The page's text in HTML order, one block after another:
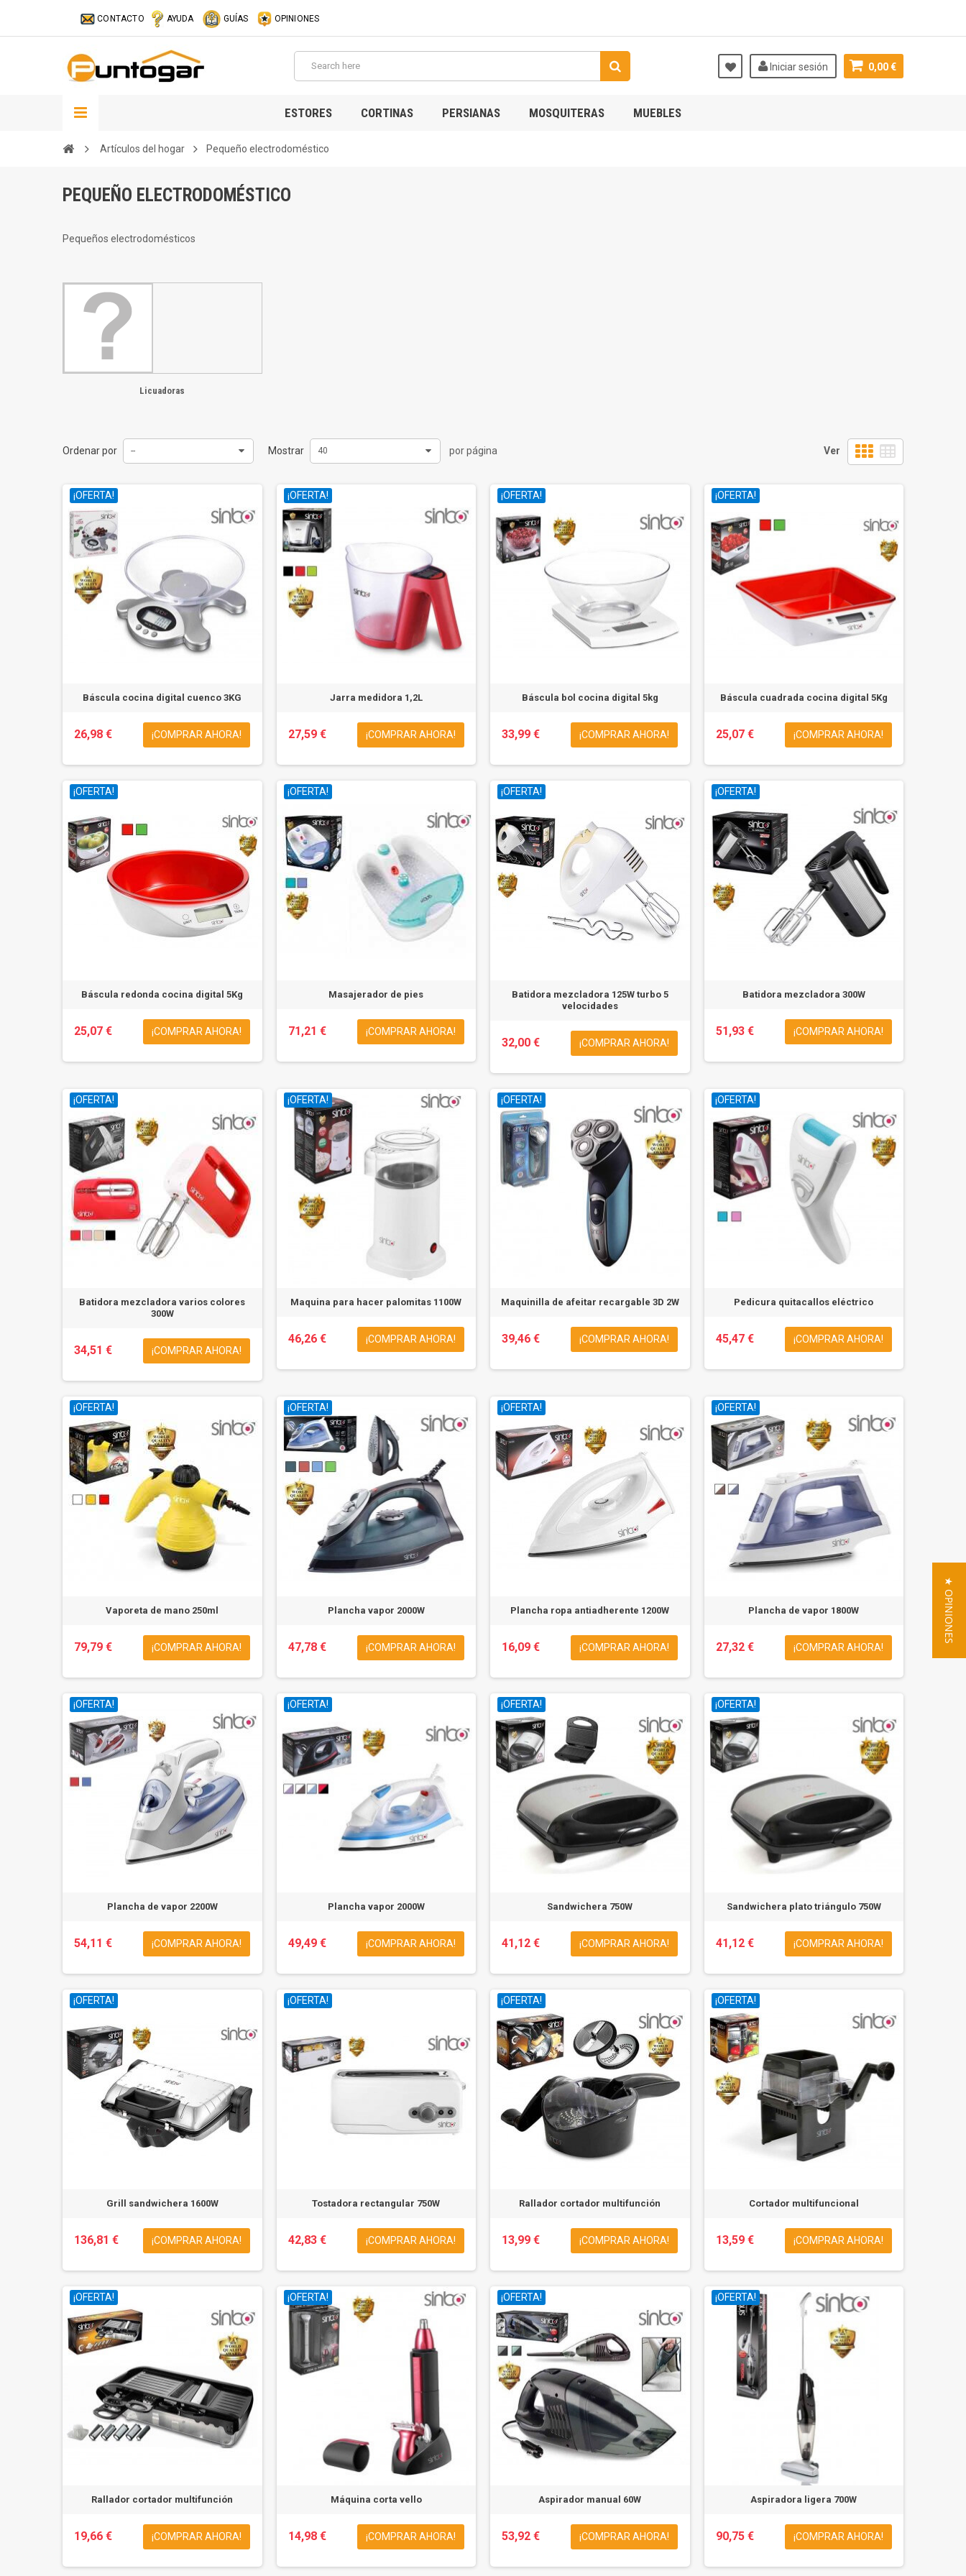
CONTACTO AYUDA GUÍAS OPINIONES
0,00 €
Iniciar sesión
ESTORES CORTINAS PERSIANAS MOSQUITERAS MUEBLES
Artículos del hogar Pequeño electrodoméstico
PEQUEÑO ELECTRODOMÉSTICO
Pequeños electrodomésticos
Licuadoras
Ver
Ordenar por -- Mostrar 40 por página
¡OFERTA!
Báscula cocina digital cuenco 3KG
26,98 € ¡COMPRAR AHORA!
¡OFERTA!
Jarra medidora 1,2L
27,59 € ¡COMPRAR AHORA!
¡OFERTA!
Báscula bol cocina digital 5kg
33,99 € ¡COMPRAR AHORA!
¡OFERTA!
Báscula cuadrada cocina digital 5Kg
25,07 € ¡COMPRAR AHORA!
¡OFERTA!
Báscula redonda cocina digital 5Kg
25,07 € ¡COMPRAR AHORA!
¡OFERTA!
Masajerador de pies
71,21 € ¡COMPRAR AHORA!
¡OFERTA!
Batidora mezcladora 125W turbo 5
velocidades
32,00 € ¡COMPRAR AHORA!
¡OFERTA!
Batidora mezcladora 300W
51,93 € ¡COMPRAR AHORA!
¡OFERTA!
Batidora mezcladora varios colores
300W
34,51 € ¡COMPRAR AHORA!
¡OFERTA!
Maquina para hacer palomitas 1100W
46,26 € ¡COMPRAR AHORA!
¡OFERTA!
Maquinilla de afeitar recargable 3D 2W
39,46 € ¡COMPRAR AHORA!
¡OFERTA!
Pedicura quitacallos eléctrico
45,47 € ¡COMPRAR AHORA!
¡OFERTA!
Vaporeta de mano 250ml
79,79 € ¡COMPRAR AHORA!
¡OFERTA!
Plancha vapor 2000W
47,78 € ¡COMPRAR AHORA!
¡OFERTA!
Plancha ropa antiadherente 1200W
16,09 € ¡COMPRAR AHORA!
¡OFERTA!
Plancha de vapor 1800W
27,32 € ¡COMPRAR AHORA!
¡OFERTA!
Plancha de vapor 2200W
54,11 € ¡COMPRAR AHORA!
¡OFERTA!
Plancha vapor 2000W
49,49 € ¡COMPRAR AHORA!
¡OFERTA!
Sandwichera 750W
41,12 € ¡COMPRAR AHORA!
¡OFERTA!
Sandwichera plato triángulo 750W
41,12 € ¡COMPRAR AHORA!
¡OFERTA!
Grill sandwichera 1600W
136,81 € ¡COMPRAR AHORA!
¡OFERTA!
Tostadora rectangular 750W
42,83 € ¡COMPRAR AHORA!
¡OFERTA!
Rallador cortador multifunción
13,99 € ¡COMPRAR AHORA!
¡OFERTA!
Cortador multifuncional
13,59 € ¡COMPRAR AHORA!
¡OFERTA!
Rallador cortador multifunción
19,66 € ¡COMPRAR AHORA!
¡OFERTA!
Máquina corta vello
14,98 € ¡COMPRAR AHORA!
¡OFERTA!
Aspirador manual 60W
53,92 € ¡COMPRAR AHORA!
¡OFERTA!
Aspiradora ligera 700W
90,75 € ¡COMPRAR AHORA!
★ OPINIONES